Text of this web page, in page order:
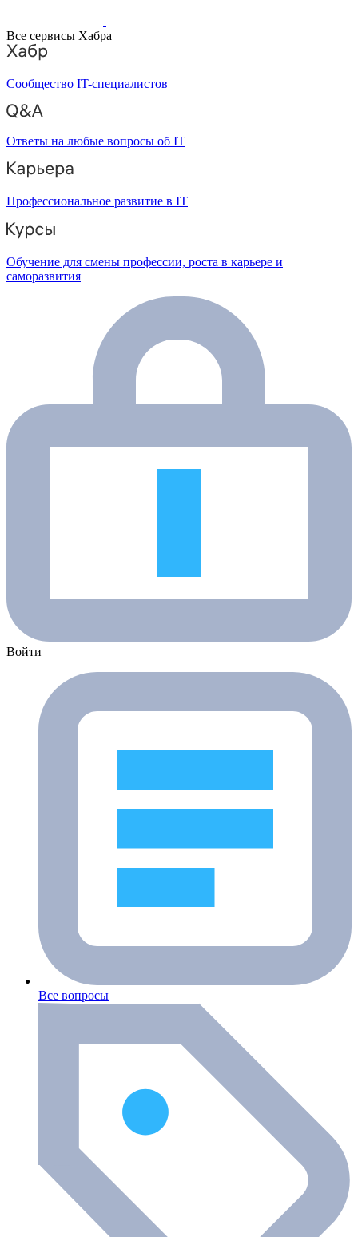
Все сервисы Хабра
Сообщество IT-специалистов
Ответы на любые вопросы об IT
Профессиональное развитие в IT
Обучение для смены профессии, роста в карьере и
саморазвития
Войти
Все вопросы